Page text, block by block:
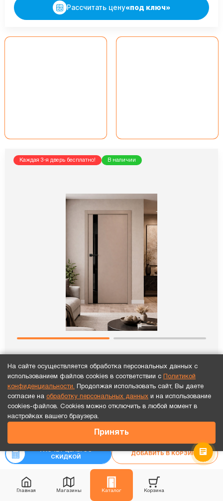
Главная Магазины Каталог Корзина
Точный расчет за 10 минут по СМС или телефону!
РАСЧЕТ ЦЕНЫ СО
СКИДКОЙ
ДОБАВИТЬ В КОРЗИНУ
Рассчитать цену«под ключ»
Каждая 3-я дверь бесплатно! В наличии
ПО SHIK 4 Макиато стекло черное
13 586₽
15 095₽-10%
Новинка
На сайте осуществляется обработка персональных данных с
использованием файлов cookies в соответствии с
Политикой
конфиденциальности. Продолжая использовать сайт, Вы даете
согласие на обработку персональных данных и на использование
cookies-файлов. Cookies можно отключить в любой момент в
настройках вашего браузера.
Принять